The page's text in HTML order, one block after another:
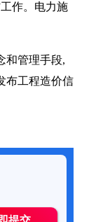
作。电力施
和管理手段,
布工程造价信